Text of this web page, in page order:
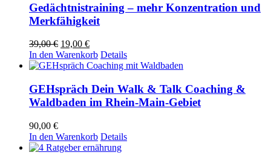
Varianten
auf.
auf
der
gewählt
werden
Gedächtnistraining – mehr Konzentration und
Merkfähigkeit
39,00€ Ursprünglicher
Preis
war:
19,00 €Aktueller
Preis
ist:
In den Warenkorb Details
GEHspräch Dein Walk & Talk Coaching &
Waldbaden im Rhein-Main-Gebiet
90,00 €
In den Warenkorb Details